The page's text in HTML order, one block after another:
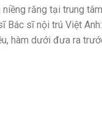
niềng răng tại trung
Bác sĩ nội trú Việt
hàm dưới đưa ra